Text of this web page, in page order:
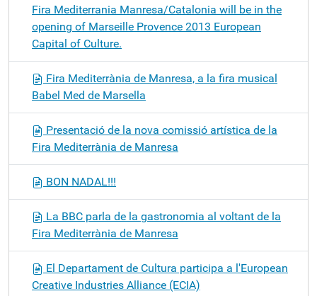
Fira Mediterrania Manresa/Catalonia will be in the
opening of Marseille Provence 2013 European
Capital of Culture.
Fira Mediterrània de Manresa, a la fira musical
Babel Med de Marsella
Presentació de la nova comissió artística de la
Fira Mediterrània de Manresa
BON NADAL!!!
La BBC parla de la gastronomia al voltant de la
Fira Mediterrània de Manresa
El Departament de Cultura participa a l'European
Creative Industries Alliance (ECIA)